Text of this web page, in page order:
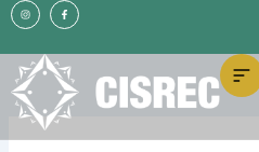
conteúdo
conteúdo
I
n
s
t
g
a
m
F
a
c
e
o
k
-
f